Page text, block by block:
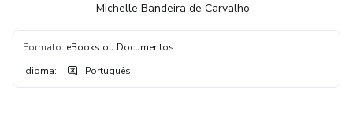
Michelle Bandeira de Carvalho
Formato: eBooks ou Documentos
Idioma: Português